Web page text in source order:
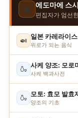
🍣 에도마에 스시
편집자가 엄선
🍛 일본 카레라이스
위로가 되는 음식
🍶 사케 양조: 모로
사케 백과사전
🍶 모토: 효모 발효
양조의 기초